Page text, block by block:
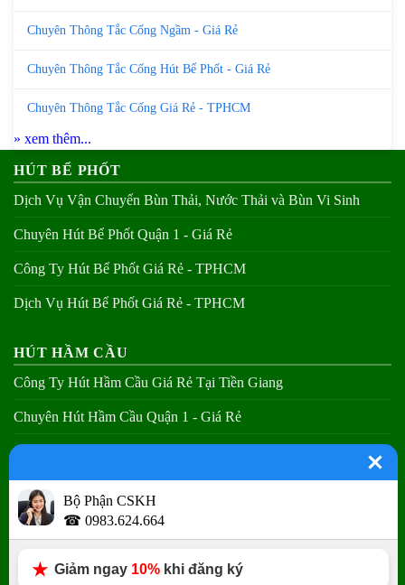
Chuyên Thông Tắc Cống Ngầm - Giá Rẻ
Chuyên Thông Tắc Cống Hút Bể Phốt - Giá Rẻ
Chuyên Thông Tắc Cống Giá Rẻ - TPHCM
» xem thêm...
HÚT BỂ PHỐT
Dịch Vụ Vận Chuyển Bùn Thải, Nước Thải và Bùn Vi Sinh
Chuyên Hút Bể Phốt Quận 1 - Giá Rẻ
Công Ty Hút Bể Phốt Giá Rẻ - TPHCM
Dịch Vụ Hút Bể Phốt Giá Rẻ - TPHCM
HÚT HẦM CẦU
Công Ty Hút Hầm Cầu Giá Rẻ Tại Tiền Giang
Chuyên Hút Hầm Cầu Quận 1 - Giá Rẻ
Chuyên Hút Hầm Cầu Quận 2 - Giá Rẻ
Chuyên Hút Hầm Cầu Quận 3 - Giá Rẻ
Thợ Thông Bồn Cầu Tại Các Quận - Giá Rẻ
Bộ Phận CSKH
☎ 0983.624.664
Giảm ngay 10% khi đăng ký